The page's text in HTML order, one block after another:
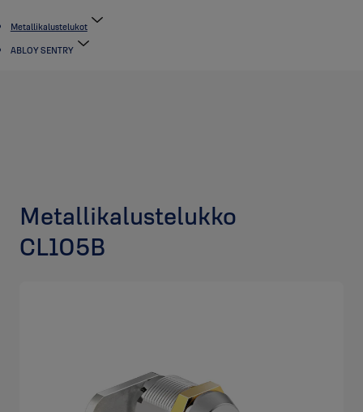
Metallikalustelukot
ABLOY SENTRY
Metallikalustelukko
CL105B